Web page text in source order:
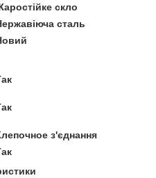
скло
сталь
з'єднання